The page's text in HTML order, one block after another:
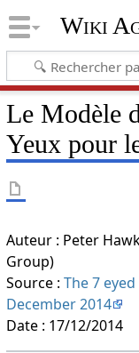
Wiki
Le Modèle
Yeux pour
Auteur : Peter
Group)
Source : The 7
December 2014
Date : 17/12/2014